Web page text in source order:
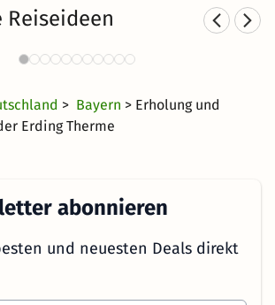
nach Bayern
1407 Angebote
> Bayern > Erholung und
Erding Therme
abonnieren
und neuesten Deals direkt